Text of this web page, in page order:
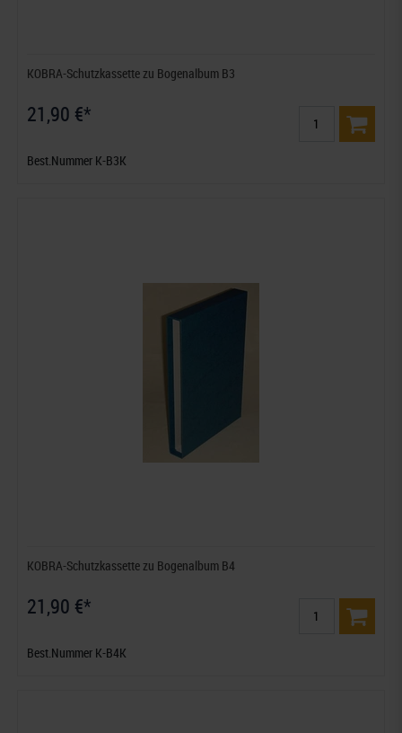
KOBRA-Schutzkassette zu Bogenalbum B3
21,90 €*
Best.Nummer K-B3K
KOBRA-Schutzkassette zu Bogenalbum B4
21,90 €*
Best.Nummer K-B4K